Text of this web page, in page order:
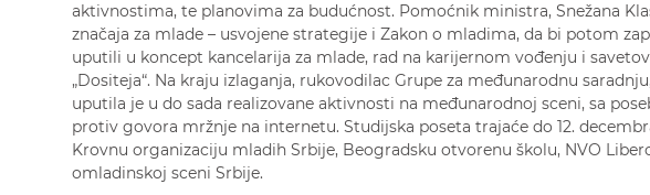
aktivnostima, te planovima za budućnost. Pomoćnik ministra, Snežana
značaja za mlade – usvojene strategije i Zakon o mladima, da bi potom
uputili u koncept kancelarija za mlade, rad na karijernom vođenju i
„Dositeja“. Na kraju izlaganja, rukovodilac Grupe za međunarodnu
uputila je u do sada realizovane aktivnosti na međunarodnoj sceni, sa
protiv govora mržnje na internetu. Studijska poseta trajaće do 12.
Krovnu organizaciju mladih Srbije, Beogradsku otvorenu školu, NVO
omladinskoj sceni Srbije.